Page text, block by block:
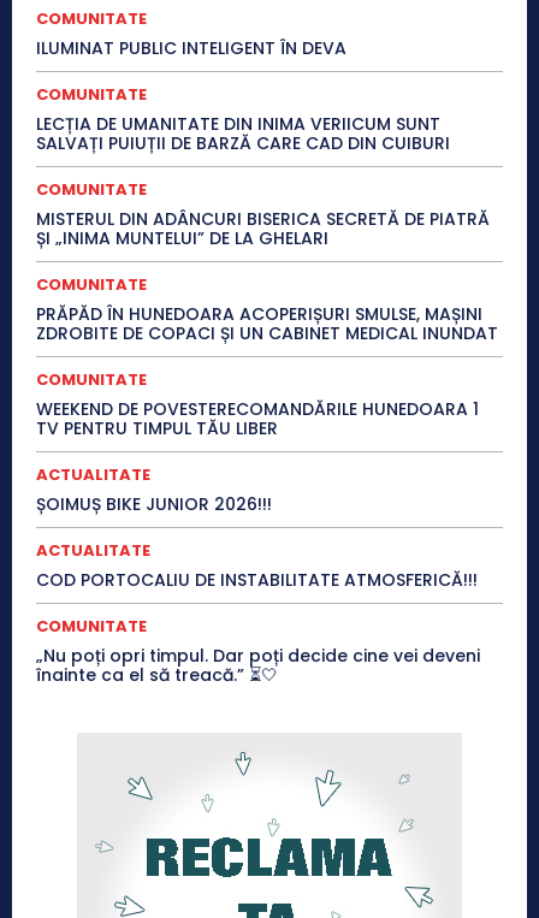
COMUNITATE
ILUMINAT PUBLIC INTELIGENT ÎN DEVA
COMUNITATE
LECȚIA DE UMANITATE DIN INIMA VERIICUM SUNT
SALVAȚI PUIUȚII DE BARZĂ CARE CAD DIN CUIBURI
COMUNITATE
MISTERUL DIN ADÂNCURI BISERICA SECRETĂ DE PIATRĂ
ȘI „INIMA MUNTELUI” DE LA GHELARI
COMUNITATE
PRĂPĂD ÎN HUNEDOARA ACOPERIȘURI SMULSE, MAȘINI
ZDROBITE DE COPACI ȘI UN CABINET MEDICAL INUNDAT
COMUNITATE
WEEKEND DE POVESTERECOMANDĂRILE HUNEDOARA 1
TV PENTRU TIMPUL TĂU LIBER
ACTUALITATE
ȘOIMUȘ BIKE JUNIOR 2026!!!
ACTUALITATE
COD PORTOCALIU DE INSTABILITATE ATMOSFERICĂ!!!
COMUNITATE
„Nu poți opri timpul. Dar poți decide cine vei deveni
înainte ca el să treacă.” ⏳🤍